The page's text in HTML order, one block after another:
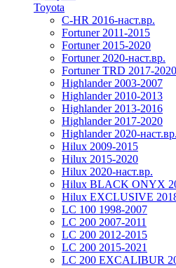
Toyota
C-HR 2016-наст.вр.
Fortuner 2011-2015
Fortuner 2015-2020
Fortuner 2020-наст.вр.
Fortuner TRD 2017-2020
Highlander 2003-2007
Highlander 2010-2013
Highlander 2013-2016
Highlander 2017-2020
Highlander 2020-наст.вр.
Hilux 2009-2015
Hilux 2015-2020
Hilux 2020-наст.вр.
Hilux BLACK ONYX
Hilux EXCLUSIVE
LC 100 1998-2007
LC 200 2007-2011
LC 200 2012-2015
LC 200 2015-2021
LC 200 EXCALIBUR